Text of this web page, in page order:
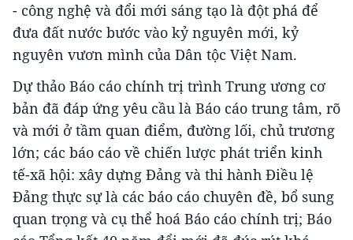
- công nghệ và đổi mới sáng tạo là đột phá để
đưa đất nước bước vào kỷ nguyên mới, kỷ
nguyên vươn mình của Dân tộc Việt Nam.
Dự thảo Báo cáo chính trị trình Trung ương cơ
bản đã đáp ứng yêu cầu là Báo cáo trung tâm, rõ
và mới ở tầm quan điểm, đường lối, chủ trương
lớn; các báo cáo về chiến lược phát triển kinh
tế-xã hội: xây dựng Đảng và thi hành Điều lệ
Đảng thực sự là các báo cáo chuyên đề, bổ sung
quan trọng và cụ thể hoá Báo cáo chính trị; Báo